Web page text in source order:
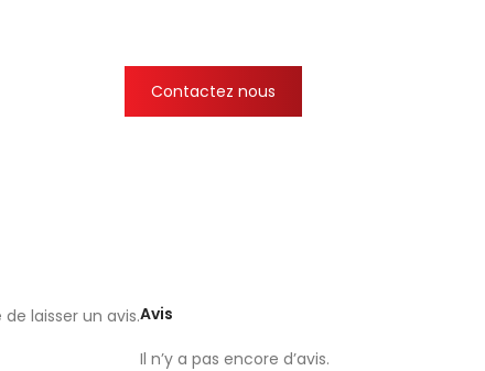
Contactez nous
Avis
Il n’y a pas encore d’avis.
laisser un avis.